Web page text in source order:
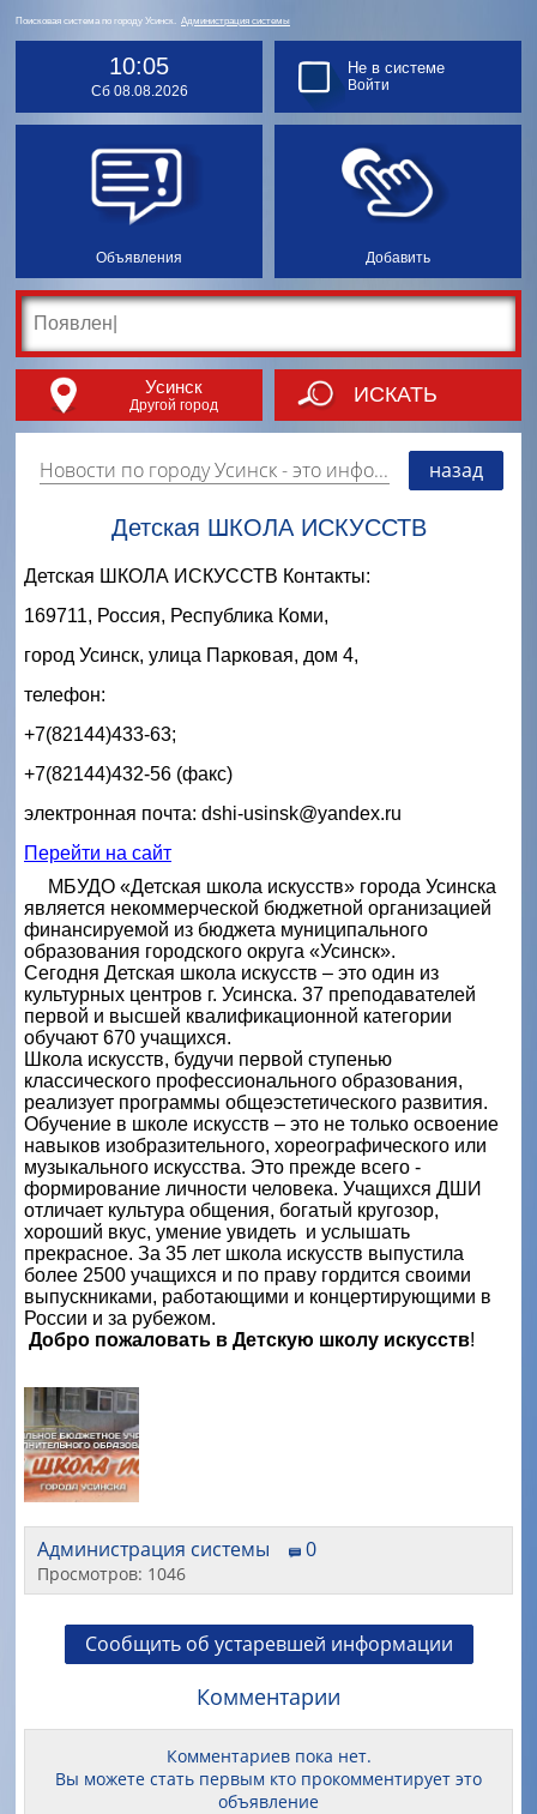
Поисковая система по городу Усинск. Администрация системы
10:05
Сб 08.08.2026
Объявления Добавить
Не в системе
Войти
Усинск
Другой город ИСКАТЬ
Новости по городу Усинск- это информация о событиях, мероприятиях и торгово-коммерческой деятельности города. Страницу наполняют платные и бесплатные объявления, имеющие функцию "поднятия вверх списка". назад
Детская ШКОЛА ИСКУССТВ
Детская ШКОЛА ИСКУССТВ Контакты:
169711, Россия, Республика Коми,
город Усинск, улица Парковая, дом 4,
телефон:
+7(82144)433-63;
+7(82144)432-56 (факс)
электронная почта: dshi-usinsk@yandex.ru
Перейти на сайт
МБУДО «Детская школа искусств» города Усинска
является некоммерческой бюджетной организацией
финансируемой из бюджета муниципального
образования городского округа «Усинск».
Сегодня Детская школа искусств – это один из
культурных центров г. Усинска. 37 преподавателей
первой и высшей квалификационной категории
обучают 670 учащихся.
Школа искусств, будучи первой ступенью
классического профессионального образования,
реализует программы общеэстетического развития.
Обучение в школе искусств – это не только освоение
навыков изобразительного, хореографического или
музыкального искусства. Это прежде всего -
формирование личности человека. Учащихся ДШИ
отличает культура общения, богатый кругозор,
хороший вкус, умение увидеть и услышать
прекрасное. За 35 лет школа искусств выпустила
более 2500 учащихся и по праву гордится своими
выпускниками, работающими и концертирующими в
России и за рубежом.
Добро пожаловать в Детскую школу искусств!
Администрация системы 0
Просмотров: 1046
Сообщить об устаревшей информации
Комментарии
Комментариев пока нет.
Вы можете стать первым кто прокомментирует это
объявление